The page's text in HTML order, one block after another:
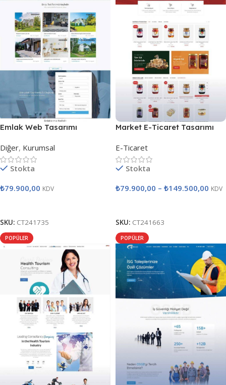
Emlak Web Tasarımı
Diğer, Kurumsal
Stokta
₺79.900,00 KDV
SKU: CT241735
Market E-Ticaret Tasarımı
E-Ticaret
Stokta
₺79.900,00 – ₺149.500,00 KDV
SKU: CT241663
POPÜLER POPÜLER